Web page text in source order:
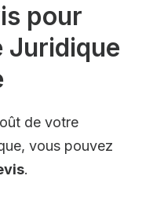
pour
Juridique
de votre
vous pouvez
.